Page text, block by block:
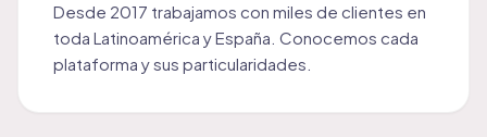
Desde 2017 trabajamos con miles de clientes en
toda Latinoamérica y España. Conocemos cada
plataforma y sus particularidades.